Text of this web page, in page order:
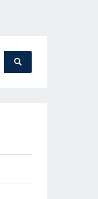
Pesquisa